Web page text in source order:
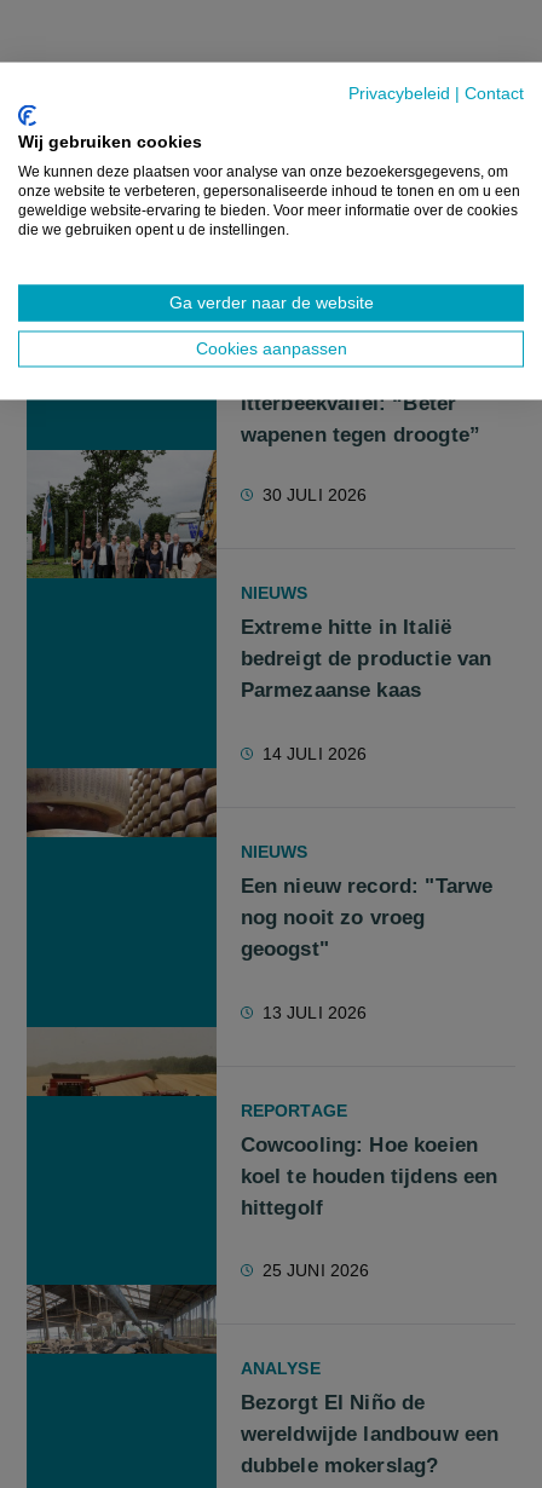
Privacybeleid | Contact
Wij gebruiken cookies
We kunnen deze plaatsen voor analyse van onze bezoekersgegevens, om
onze website te verbeteren, gepersonaliseerde inhoud te tonen en om u een
geweldige website-ervaring te bieden. Voor meer informatie over de cookies
die we gebruiken opent u de instellingen.
Ga verder naar de website
Cookies aanpassen
Beeld:
GERELATEERDE ARTIKELS
Tuinbouwbedrijven
investeren in eigen
waterbuffer in de
Itterbeekvallei: “Beter
wapenen tegen droogte”
30 JULI 2026
NIEUWS
Extreme hitte in Italië
bedreigt de productie van
Parmezaanse kaas
14 JULI 2026
NIEUWS
Een nieuw record: "Tarwe
nog nooit zo vroeg
geoogst"
13 JULI 2026
REPORTAGE
Cowcooling: Hoe koeien
koel te houden tijdens een
hittegolf
25 JUNI 2026
ANALYSE
Bezorgt El Niño de
wereldwijde landbouw een
dubbele mokerslag?